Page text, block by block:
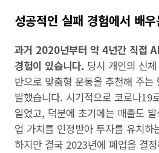
성공적인 실패 경험에서 배
과거 2020년부터 약 4년간 직접
경험이 있습니다. 당시 개인의 신
반으로 맞춤형 운동을 추천해 주는
발했습니다. 시기적으로 코로나19
일었고, 덕분에 초기에는 매출도
업 가치를 인정받아 투자를 유치하
하지만 결국 2023년에 폐업을 결